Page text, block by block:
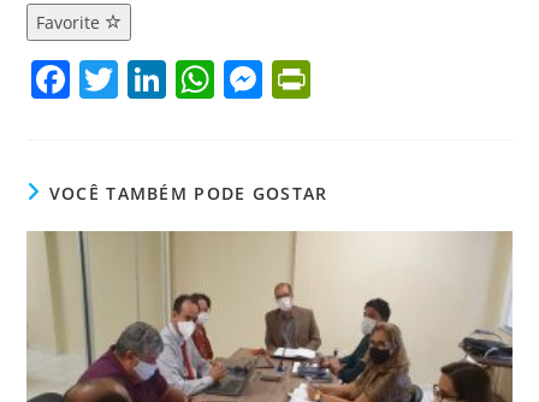
Favorite
F
e
b
o
o
k
T
er
Li
e
dI
n
W
s
A
M
e
n
g
er
ri
e
dl
y
VOCÊ TAMBÉM PODE GOSTAR